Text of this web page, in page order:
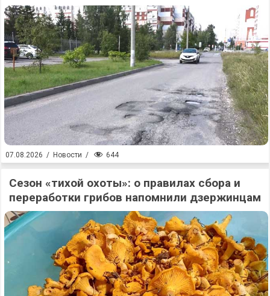
07.08.2026 / Новости / 644
Сезон «тихой охоты»: о правилах сбора и
переработки грибов напомнили дзержинцам